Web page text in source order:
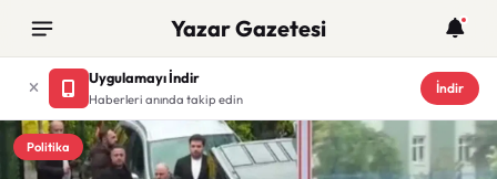
Yazar Gazetesi
Uygulamayı İndir
Haberleri anında takip edin
İndir
Politika